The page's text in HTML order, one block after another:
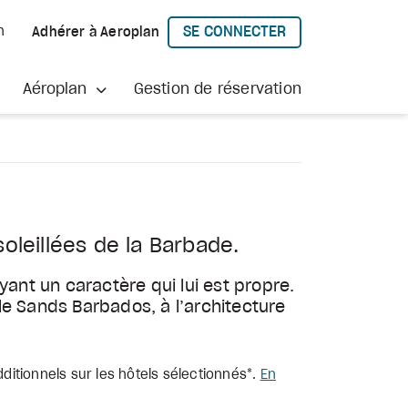
Adhérer à Aeroplan
SE CONNECTER
À AEROPLAN
Aéroplan Gestion de réservation
de la Barbade.
un caractère qui lui est propre.
Sands Barbados, à l’architecture
sur les hôtels sélectionnés*. En